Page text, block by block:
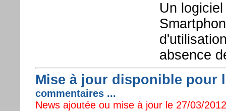
Un
absence
Mise à jour disponible pour
commentaires ...
News ajoutée ou mise à jour le 27/03/